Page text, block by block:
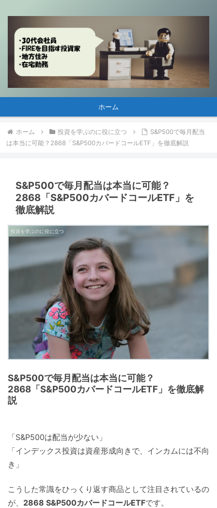
ホーム
ホーム 投資を学ぶのに役に立つ
S&P500で毎月配当
は本当に可能？2868「S&P500カバードコールETF」を徹底解説
S&P500で毎月配当は本当に可能？
2868「S&P500カバードコールETF」を
徹底解説
投資を学ぶのに役に立つ
S&P500で毎月配当は本当に可能？
2868「S&P500カバードコールETF」を徹底解
説
「S&P500は配当が少ない」
「インデックス投資は資産形成向きで、インカムには不向
き」
こうした常識をひっくり返す商品として注目されているの
が、 2868 S&P500カバードコールETFです。